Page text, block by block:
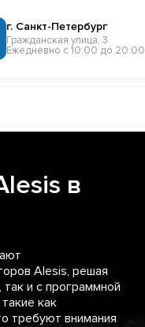
г. Санкт-Петербург
Гражданская улица, 3
Ежедневно с 10:00 до 20:00
в
Alesis, решая
так и с программной
как
требуют внимания